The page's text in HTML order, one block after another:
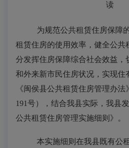
读
为规范公共租赁住房保障
租赁住房的使用效率，健全公共
分发挥住房保障综合社会效益，
和外来新市民住房状况，实现住
《闽侯县公共租赁住房管理办法》
191号） ，结合我县实际，我县
公共租赁住房管理实施细则》。
本实施细则在我县既有公